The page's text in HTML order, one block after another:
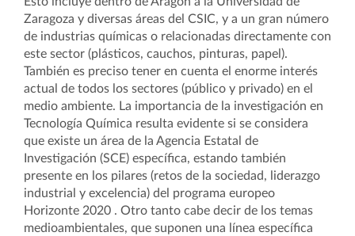
Zaragoza y diversas áreas del CSIC, y a un gran número
de industrias químicas o relacionadas directamente con
este sector (plásticos, cauchos, pinturas, papel).
También es preciso tener en cuenta el enorme interés
actual de todos los sectores (público y privado) en el
medio ambiente. La importancia de la investigación en
Tecnología Química resulta evidente si se considera
que existe un área de la Agencia Estatal de
Investigación (SCE) específica, estando también
presente en los pilares (retos de la sociedad, liderazgo
industrial y excelencia) del programa europeo
Horizonte 2020 . Otro tanto cabe decir de los temas
medioambientales, que suponen una línea específica